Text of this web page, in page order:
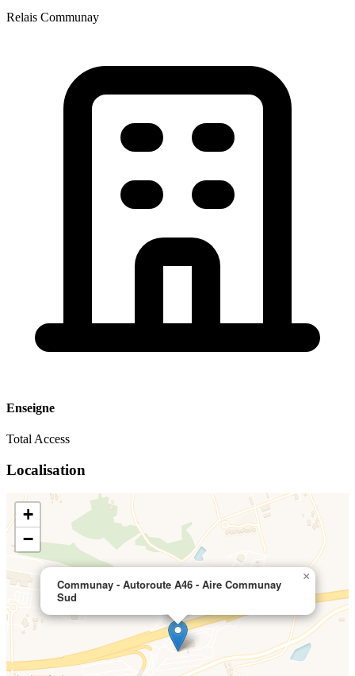
Relais Communay
Enseigne
Total Access
Localisation
Communay - Autoroute A46 - Aire Communay
Sud
×
+
−